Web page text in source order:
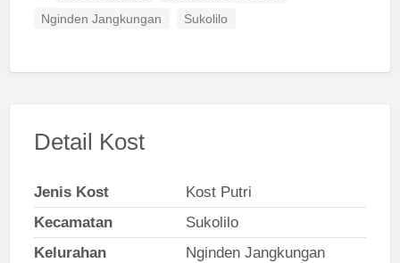
Nginden Jangkungan Sukolilo
Detail Kost
Jenis Kost
Kost Putri
Kecamatan
Sukolilo
Kelurahan
Nginden Jangkungan